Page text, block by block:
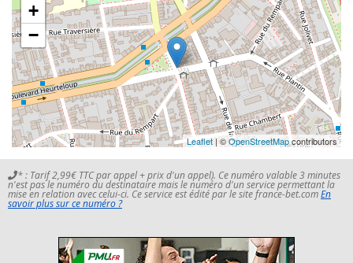
+
−
Leaflet| ©OpenStreetMapcontributors
* : Tarif 2,99€ TTC par appel + prix d'un appel). Ce numéro valable 3 minutes
n'est pas le numéro du destinataire mais le numéro d'un service permettant la
mise en relation avec celui-ci. Ce service est édité par le site france-bet.comEn
savoir plus sur ce numéro ?